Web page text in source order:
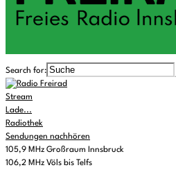
Search for:
Stream
Lade...
Radiothek
Sendungen nachhören
105,9 MHz Großraum Innsbruck
106,2 MHz Völs bis Telfs